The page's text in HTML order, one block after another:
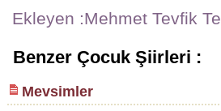
Ekleyen :Mehmet Tevfik
Benzer Çocuk Şiirleri :
Mevsimler